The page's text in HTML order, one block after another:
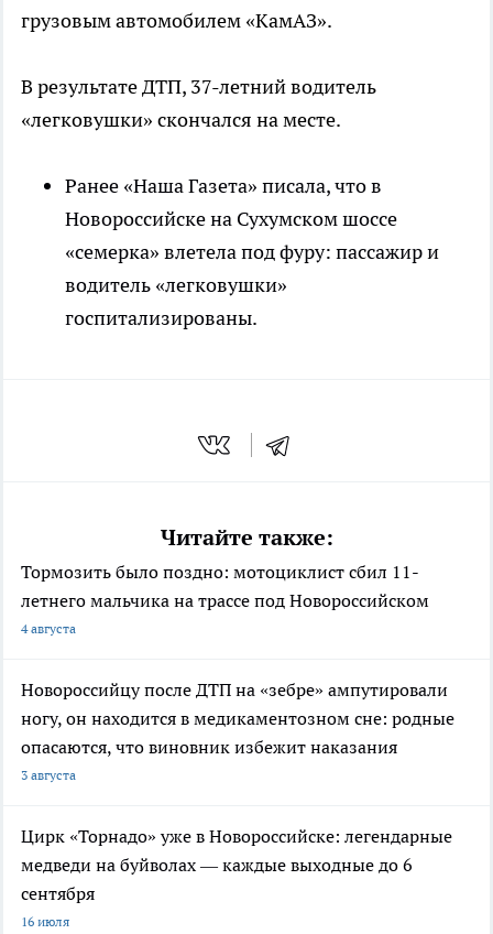
грузовым автомобилем «КамАЗ».
В результате ДТП, 37-летний водитель
«легковушки» скончался на месте.
Ранее «Наша Газета» писала, что в
Новороссийске на Сухумском шоссе
«семерка» влетела под фуру: пассажир и
водитель «легковушки»
госпитализированы.
Читайте также:
Тормозить было поздно: мотоциклист сбил 11-
летнего мальчика на трассе под Новороссийском
4 августа
Новороссийцу после ДТП на «зебре» ампутировали
ногу, он находится в медикаментозном сне: родные
опасаются, что виновник избежит наказания
3 августа
Цирк «Торнадо» уже в Новороссийске: легендарные
медведи на буйволах — каждые выходные до 6
сентября
16 июля